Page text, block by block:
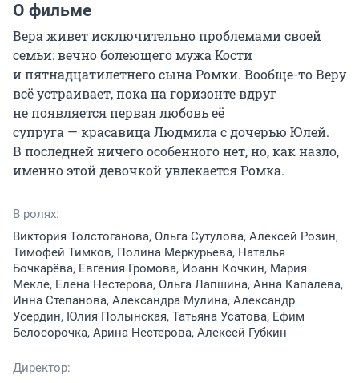
О фильме
Вера живет исключительно проблемами своей
семьи: вечно болеющего мужа Кости
и пятнадцатилетнего сына Ромки. Вообще-то Веру
всё устраивает, пока на горизонте вдруг
не появляется первая любовь её
супруга — красавица Людмила с дочерью Юлей.
В последней ничего особенного нет, но, как назло,
именно этой девочкой увлекается Ромка.
В ролях:
Виктория Толстоганова, Ольга Сутулова, Алексей Розин,
Тимофей Тимков, Полина Меркурьева, Наталья
Бочкарёва, Евгения Громова, Иоанн Кочкин, Мария
Мекле, Елена Нестерова, Ольга Лапшина, Анна Капалева,
Инна Степанова, Александра Мулина, Александр
Усердин, Юлия Полынская, Татьяна Усатова, Ефим
Белосорочка, Арина Нестерова, Алексей Губкин
Директор: